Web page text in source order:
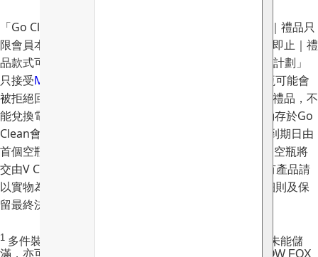
「Go Clean 空瓶回收獎賞計劃」只適用Go Clean會員｜禮品只
限會員本人換領，所有禮品不設退換，數量有限，送完即止｜禮
品款式可能會因應貨存改變|「Go Clean 空瓶回收獎賞計劃」
只接受MI MING MART
產品的容器，不符合要求的空瓶可能會
被拒絕回收｜空瓶回收所獲贈之積分只適用於兌換指定禮品，不
能兌換電子印花、M Points或現金，獲贈之積分會自動存於Go
Clean會員系統，集齊指定積分可換領指定禮品｜積分到期日由
首個空瓶遞交日起12個月計算，逾期無效｜所有回收的空瓶將
交由V Cycle處理，恕不退還｜禮品圖片只供參考，所有產品請
以實物為準｜MI MING MART有權隨時更改優惠條款細則及保
留最終決定權，而毋須另行通知
1 多件裝及旅行套裝需儲齊套裝數量方可獲取積分，如未能儲
滿，亦可回收，但未能獲取積分（包括但不限於：SNOW FOX